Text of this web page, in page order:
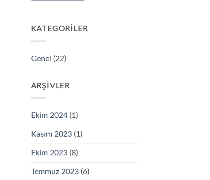
KATEGORILER
Genel (22)
ARŞIVLER
Ekim 2024(1)
Kasım 2023(1)
Ekim 2023(8)
Temmuz 2023(6)